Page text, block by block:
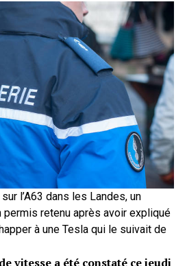
l’A63 dans les Landes, un
retenu après avoir expliqué
à une Tesla qui le suivait de
vitesse a été constaté ce jeudi